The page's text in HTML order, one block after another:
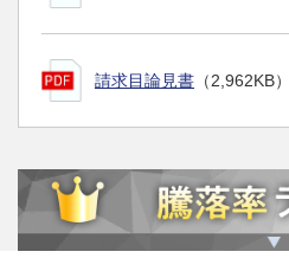
請求目論見書 （2,962KB）